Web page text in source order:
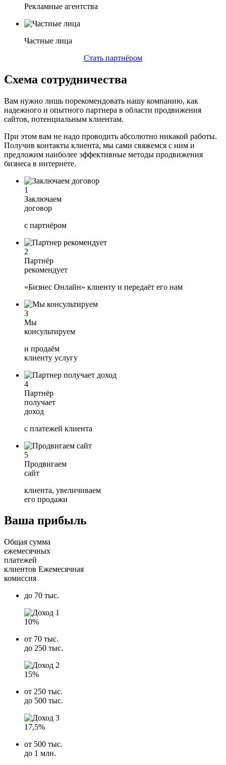
Рекламные агентства
Частные лица
Стать партнёром
Схема сотрудничества
Вам нужно лишь порекомендовать нашу компанию, как
надежного и опытного партнера в области продвижения
сайтов, потенциальным клиентам.
При этом вам не надо проводить абсолютно никакой работы.
Получив контакты клиента, мы сами свяжемся с ним и
предложим наиболее эффективные методы продвижения
бизнеса в интернете.
1
Заключаем
договор
с партнёром
2
Партнёр
рекомендует
«Бизнес Онлайн» клиенту и передаёт его нам
3
Мы
консультируем
и продаём
клиенту услугу
4
Партнёр
получает
доход
с платежей клиента
5
Продвигаем
сайт
клиента, увеличиваем
его продажи
Ваша прибыль
Общая сумма
ежемесячных
платежей
клиентов Ежемесячная
комиссия
до 70 тыс.
10%
от 70 тыс.
до 250 тыс.
15%
от 250 тыс.
до 500 тыс.
17,5%
от 500 тыс.
до 1 млн.